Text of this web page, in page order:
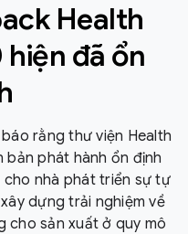
Health
hiện đã ổn
rằng thư viện Health
phát hành ổn định
cho nhà phát triển sự tự
dựng trải nghiệm về
cho sản xuất ở quy mô